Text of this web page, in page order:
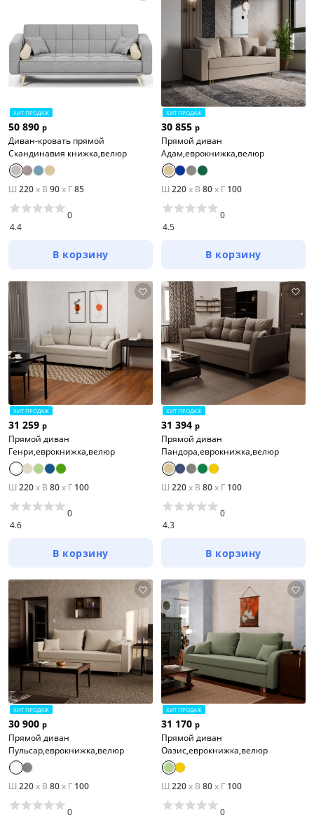
ХИТ ПРОДАЖ
50 890 р
Диван-кровать прямой
Скандинавия книжка,велюр
Ш 220x В 90x Г85
4.4
0
В корзину
ХИТ ПРОДАЖ
30 855 р
Прямой диван
Адам,еврокнижка,велюр
Ш 220x В 80x Г 100
4.5
0
В корзину
ХИТ ПРОДАЖ
31 259 р
Прямой диван
Генри,еврокнижка,велюр
Ш 220x В 80x Г 100
4.6
0
В корзину
ХИТ ПРОДАЖ
31 394 р
Прямой диван
Пандора,еврокнижка,велюр
Ш 220x В 80x Г 100
4.3
0
В корзину
ХИТ ПРОДАЖ
30 900 р
Прямой диван
Пульсар,еврокнижка,велюр
Ш 220x В 80x Г 100
0
ХИТ ПРОДАЖ
31 170 р
Прямой диван
Оазис,еврокнижка,велюр
Ш 220x В 80x Г 100
0